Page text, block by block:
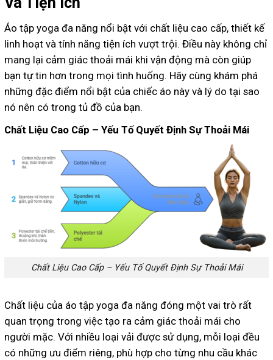
Áo tập yoga đa năng nổi bật với chất liệu cao cấp, thiết kế
linh hoạt và tính năng tiện ích vượt trội. Điều này không chỉ
mang lại cảm giác thoải mái khi vận động mà còn giúp
bạn tự tin hơn trong mọi tình huống. Hãy cùng khám phá
những đặc điểm nổi bật của chiếc áo này và lý do tại sao
nó nên có trong tủ đồ của bạn.
Chất Liệu Cao Cấp – Yếu Tố Quyết Định Sự Thoải Mái
Chất Liệu Cao Cấp – Yếu Tố Quyết Định Sự Thoải Mái
Chất liệu của áo tập yoga đa năng đóng một vai trò rất
quan trọng trong việc tạo ra cảm giác thoải mái cho
người mặc. Với nhiều loại vải được sử dụng, mỗi loại đều
có những ưu điểm riêng, phù hợp cho từng nhu cầu khác